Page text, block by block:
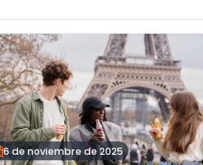
6 de noviembre de 2025